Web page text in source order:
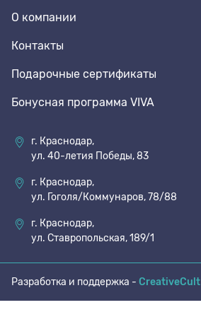
О компании
Контакты
Подарочные сертификаты
Бонусная программа VIVA
г. Краснодар,
ул. 40-летия Победы, 83
г. Краснодар,
ул. Гоголя/Коммунаров, 78/88
г. Краснодар,
ул. Ставропольская, 189/1
Разработка и поддержка - CreativeCult
8 den
Полустельки
Растяжитель и Очиститель
Рожки